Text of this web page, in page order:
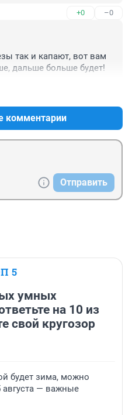
+0 –0
так и капают, вот вам
дальше больше будет!
комментарии
Отправить
5
умных
на 10 из
свой кругозор
будет зима, можно
августа — важные